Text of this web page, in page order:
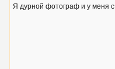
Я дурной фотограф и у меня с